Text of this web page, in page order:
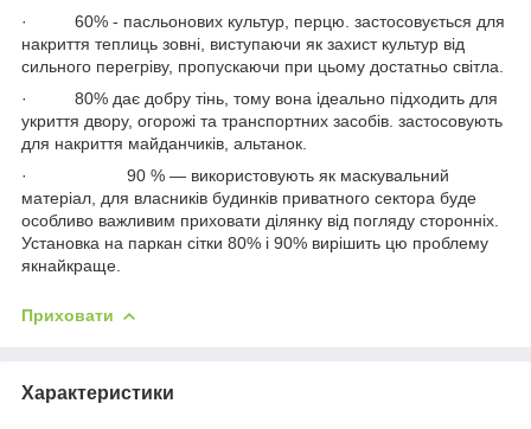
· 60% - пасльонових культур, перцю. застосовується для
накриття теплиць зовні, виступаючи як захист культур від
сильного перегріву, пропускаючи при цьому достатньо світла.
· 80% дає добру тінь, тому вона ідеально підходить для
укриття двору, огорожі та транспортних засобів. застосовують
для накриття майданчиків, альтанок.
· 90 % — використовують як маскувальний
матеріал, для власників будинків приватного сектора буде
особливо важливим приховати ділянку від погляду сторонніх.
Установка на паркан сітки 80% і 90% вирішить цю проблему
якнайкраще.
Приховати
Характеристики